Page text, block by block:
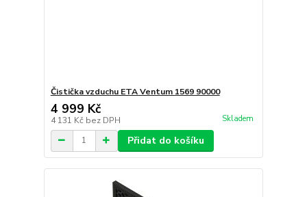
Čistička vzduchu ETA Ventum 1569 90000
4 999 Kč
4 131 Kč bez DPH Skladem
Přidat do košíku